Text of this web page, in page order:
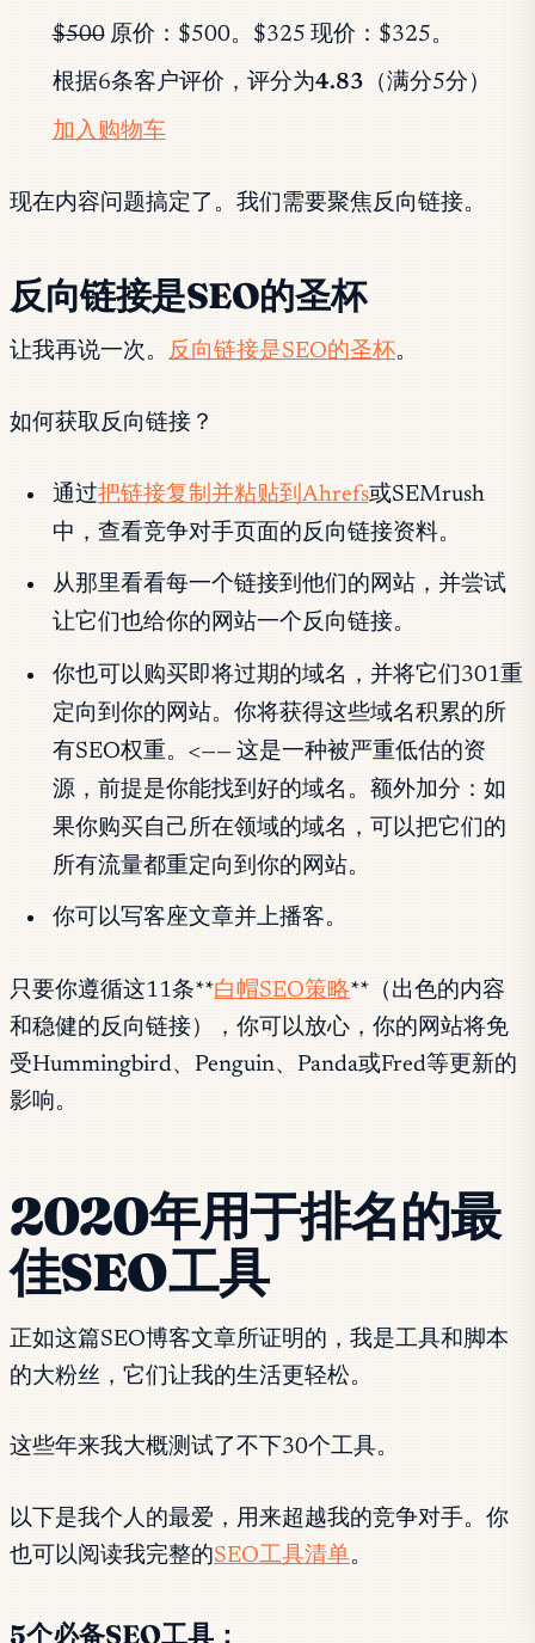
$500原价：$500。$325 现价：$325。
根据6条客户评价，评分为4.83 （满分5分）
加入购物车
现在内容问题搞定了。我们需要聚焦反向链接。
反向链接是SEO的圣杯
让我再说一次。 反向链接是SEO的圣杯。
如何获取反向链接？
通过把链接复制并粘贴到Ahrefs或SEMrush
中，查看竞争对手页面的反向链接资料。
从那里看看每一个链接到他们的网站，并尝试
让它们也给你的网站一个反向链接。
你也可以购买即将过期的域名，并将它们301重
定向到你的网站。你将获得这些域名积累的所
有SEO权重。<—— 这是一种被严重低估的资
源，前提是你能找到好的域名。额外加分：如
果你购买自己所在领域的域名，可以把它们的
所有流量都重定向到你的网站。
你可以写客座文章并上播客。
只要你遵循这11条**白帽SEO策略**（出色的内容
和稳健的反向链接），你可以放心，你的网站将免
受Hummingbird、Penguin、Panda或Fred等更新的
影响。
2020年用于排名的最
佳SEO工具
正如这篇SEO博客文章所证明的，我是工具和脚本
的大粉丝，它们让我的生活更轻松。
这些年来我大概测试了不下30个工具。
以下是我个人的最爱，用来超越我的竞争对手。你
也可以阅读我完整的SEO工具清单。
5个必备SEO工具：